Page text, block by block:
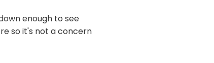
enough to see
so it's not a concern